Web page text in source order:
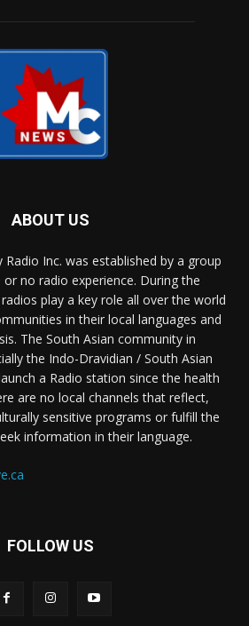
ABOUT US
Inc. was established by a group
no radio experience. During the
play a key role all over the world
in their local languages and
The South Asian community in
the Indo-Dravidian / South Asian
a Radio station since the health
are no local channels that reflect,
sensitive programs or fulfill the
information in their language.
FOLLOW US